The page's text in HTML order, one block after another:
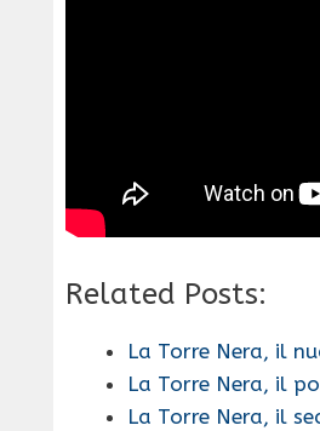
Related Posts:
La Torre Nera, il
La Torre Nera, il
La Torre Nera, il